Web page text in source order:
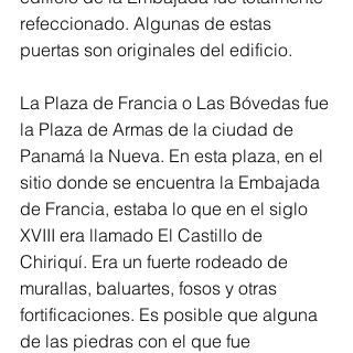
refeccionado. Algunas de estas
puertas son originales del edificio.
La Plaza de Francia o Las Bóvedas fue
la Plaza de Armas de la ciudad de
Panamá la Nueva. En esta plaza, en el
sitio donde se encuentra la Embajada
de Francia, estaba lo que en el siglo
XVIII era llamado El Castillo de
Chiriquí. Era un fuerte rodeado de
murallas, baluartes, fosos y otras
fortificaciones. Es posible que alguna
de las piedras con el que fue